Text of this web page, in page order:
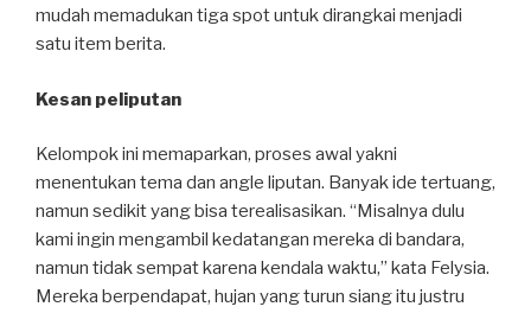
mudah memadukan tiga spot untuk dirangkai menjadi
satu item berita.
Kesan peliputan
Kelompok ini memaparkan, proses awal yakni
menentukan tema dan angle liputan. Banyak ide tertuang,
namun sedikit yang bisa terealisasikan. “Misalnya dulu
kami ingin mengambil kedatangan mereka di bandara,
namun tidak sempat karena kendala waktu,” kata Felysia.
Mereka berpendapat, hujan yang turun siang itu justru